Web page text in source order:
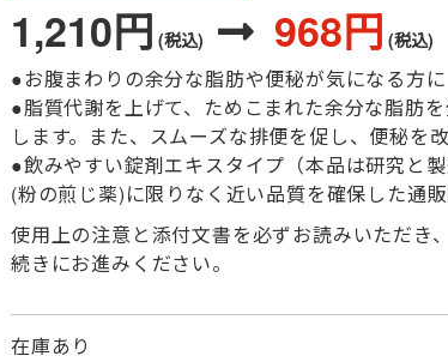
1,210円 (税込) 968円 (税込)
●お腹まわりの余分な脂肪や便秘が気になる方に
●脂質代謝を上げて、ためこまれた余分な脂肪
します。また、スムーズな排便を促し、便秘を改
●飲みやすい錠剤エキスタイプ（本品は研究と
(粉の煎じ薬)に限りなく近い品質を確保した通販
使用上の注意と添付文書を必ずお読みいただき
続きにお進みください。
在庫あり